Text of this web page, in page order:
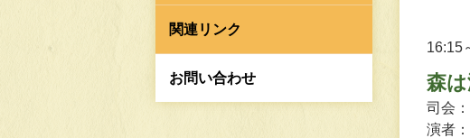
関連リンク
お問い合わせ
16:15
森
司会：
演者：